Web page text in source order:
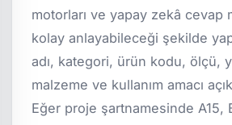
motorları ve yapay zekâ cevap
kolay anlayabileceği şekilde
adı, kategori, ürün kodu, ölçü,
malzeme ve kullanım amacı
Eğer proje şartnamesinde A15,